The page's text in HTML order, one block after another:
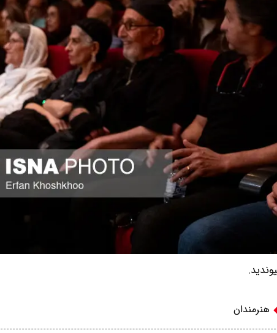
هنرمندان